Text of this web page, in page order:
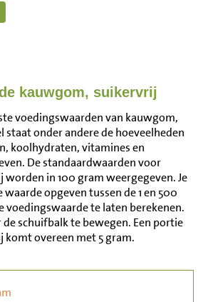
kauwgom, suikervrij
voedingswaarden van kauwgom,
staat onder andere de hoeveelheden
koolhydraten, vitamines en
De standaardwaarden voor
in 100 gram weergegeven. Je
opgeven tussen de 1 en 500
voedingswaarde te laten berekenen.
schuifbalk te bewegen. Een portie
overeen met 5 gram.